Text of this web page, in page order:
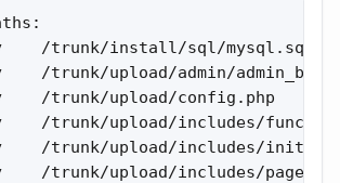
/trunk/install/sql/mysql.sql
/trunk/upload/admin/
/trunk/upload/config.php
/trunk/upload/includes/
/trunk/upload/includes/
/trunk/upload/includes/